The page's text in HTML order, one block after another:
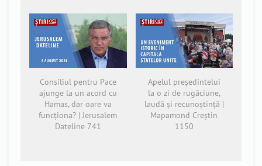
Consiliul pentru Pace
ajunge la un acord cu
Hamas, dar oare va
funcționa? | Jerusalem
Dateline 741
Apelul președintelui
la o zi de rugăciune,
laudă și recunoștință |
Mapamond Creștin
1150